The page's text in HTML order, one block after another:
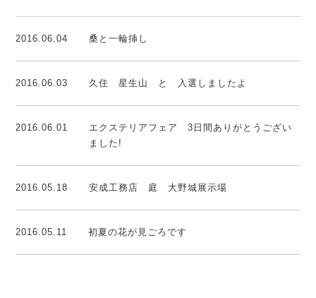
2016.06.04 桑と一輪挿し
2016.06.03 久住 星生山 と 入選しましたよ
2016.06.01
エクステリアフェア 3日間ありがとうござい
ました!
2016.05.18 安成工務店 庭 大野城展示場
2016.05.11 初夏の花が見ごろです